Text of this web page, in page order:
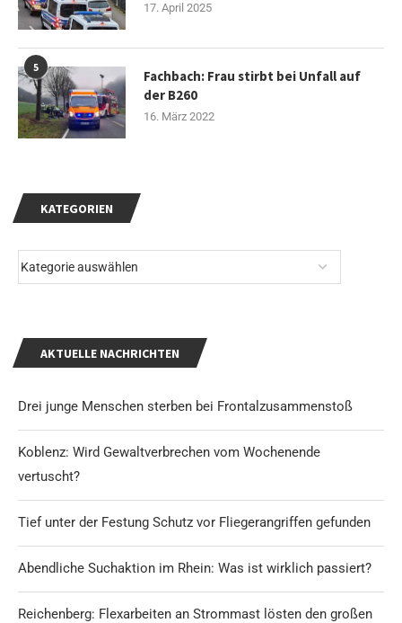
KATEGORIEN
AKTUELLE NACHRICHTEN
Drei junge Menschen sterben bei Frontalzusammenstoß
Koblenz: Wird Gewaltverbrechen vom Wochenende
vertuscht?
Tief unter der Festung Schutz vor Fliegerangriffen gefunden
Abendliche Suchaktion im Rhein: Was ist wirklich passiert?
Reichenberg: Flexarbeiten an Strommast lösten den großen
17. April 2025
5
Fachbach: Frau stirbt bei Unfall auf
der B260
16. März 2022